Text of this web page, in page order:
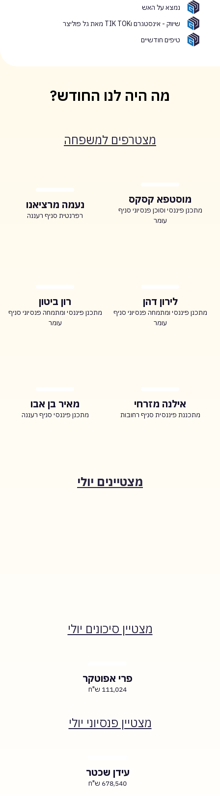
נמצא על האש
שיווק - אינסטגרם וTIK TOK מאת גל פוליצר
טיפים חודשיים
מה היה לנו החודש?
מצטרפים למשפחה
מוסטפא קסקס
מתכנן פיננסי וסוכן פנסיוני סניף
עומר
נעמה מרציאנו
רפרנטית סניף רעננה
לירון דהן
מתכנן פיננסי ומתמחה פנסיוני סניף
עומר
רון ביטון
מתכנן פיננסי ומתמחה פנסיוני סניף
עומר
אילנה מזרחי
מתכננת פיננסית סניף רחובות
מאיר בן אבו
מתכנן פיננסי סניף רעננה
מצטיינים יולי
מצטיין סיכונים יולי
פרי אפוטקר
111,024 ש"ח
מצטיין פנסיוני יולי
עידן שכטר
678,540 ש"ח